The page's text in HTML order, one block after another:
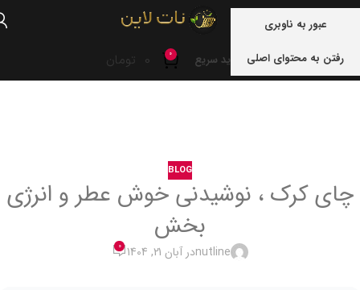
عبور به ناوبری
رفتن به محتوای اصلی
خرید سریع 0
0 تومان
BLOG
چای کرک ، نوشیدنی خوش عطر و انرژی
بخش
nutlineدر آبان 21, 1404 0